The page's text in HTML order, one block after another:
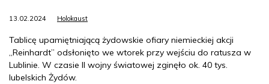
13.02.2024 Holokaust
Tablicę upamiętniającą żydowskie ofiary niemieckiej akcji
„Reinhardt” odsłonięto we wtorek przy wejściu do ratusza w
Lublinie. W czasie II wojny światowej zginęło ok. 40 tys.
lubelskich Żydów.